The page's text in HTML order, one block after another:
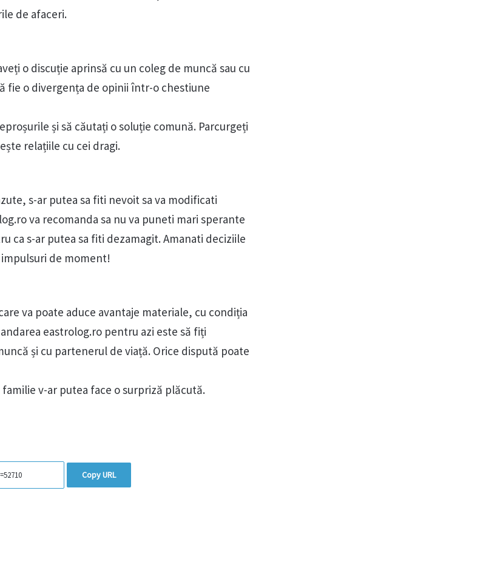
de afaceri.
o discuție aprinsă cu un coleg de muncă sau cu
fie o divergența de opinii într-o chestiune
și să căutați o soluție comună. Parcurgeți
relațiile cu cei dragi.
s-ar putea sa fiti nevoit sa va modificati
va recomanda sa nu va puneti mari sperante
ca s-ar putea sa fiti dezamagit. Amanati deciziile
de moment!
va poate aduce avantaje materiale, cu condiția
eastrolog.ro pentru azi este să fiți
și cu partenerul de viață. Orice dispută poate
v-ar putea face o surpriză plăcută.
Copy URL